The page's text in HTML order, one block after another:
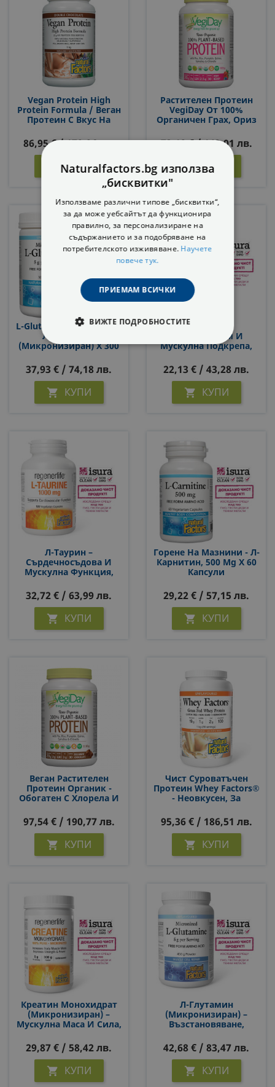
Vegan Protein High
Protein Formula / Веган
Протеин С Вкус На
86,95 € / 170,06 лв.
КУПИ
Растителен Протеин
VegiDay От 100%
Органичен Грах, Ориз
Дози, С Вкус На Горски
73,12 € / 143,01 лв.
 КУПИ
L-Glutamine Micronized/
Л-Глутамин
(микронизиран) Х 300
37,93 € / 74,18 лв.
 КУПИ
Глицин –
Метаболизъм И
Мускулна Подкрепа,
22,13 € / 43,28 лв.
 КУПИ
Л-Таурин –
Сърдечносъдова И
Мускулна Функция,
За 4 Или 2 Месеца
Прием
32,72 € / 63,99 лв.
 КУПИ
Горене На Мазнини - Л-
Карнитин, 500 Mg Х 60
Капсули
29,22 € / 57,15 лв.
 КУПИ
Веган Растителен
Протеин Органик -
Обогатен С Хлорела И
Прах, С Вкус На
Шоколад
97,54 € / 190,77 лв.
 КУПИ
Чист Суроватъчен
Протеин Whey Factors®
- Неовкусен, За
Възстановяване, 1 Kg
Прах
95,36 € / 186,51 лв.
 КУПИ
Креатин Монохидрат
(микронизиран) –
Мускулна Маса И Сила,
29,87 € / 58,42 лв.
 КУПИ
Л-Глутамин
(микронизиран) –
Възстановяване,
Храносмилане, 5 G, 450
G Прах, 90 Дози
42,68 € / 83,47 лв.
 КУПИ
Naturalfactors.bg използва
„бисквитки"
Използваме различни типове „бисквитки“,
за да може уебсайтът да функционира
правилно, за персонализиране на
съдържанието и за подобряване на
потребителското изживяване. Научете
повече тук.
ПРИЕМАМ ВСИЧКИ
ВИЖТЕ ПОДРОБНОСТИТЕ
СТРОГО НЕОБХОДИМИ
МАРКЕТИНГOВИ
НЕКЛАСИФИЦИРАНИ